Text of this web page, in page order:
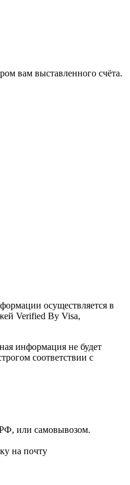
вам выставленного счёта.
осуществляется в
Verified By Visa,
информация не будет
соответствии с
или самовывозом.
на почту